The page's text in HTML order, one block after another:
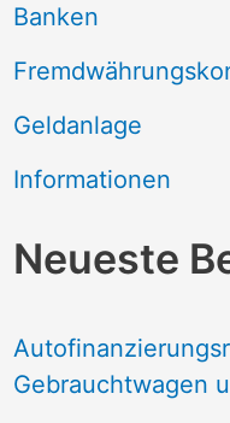
Banken
Geldanlage
Informationen
Neueste
Gebrauchtwagen